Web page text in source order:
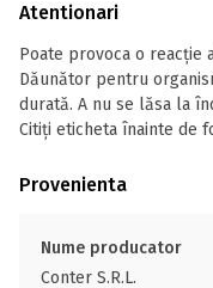
Atentionari
Poate provoca o reacție
Dăunător pentru
durată. A nu se lăsa la
Citiți eticheta înainte de
Provenienta
Nume producator
Conter S.R.L.